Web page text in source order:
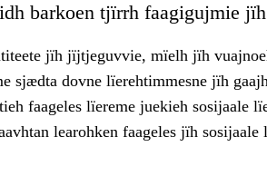
barkoen tjïrrh faagigujmie
jïh jïjtjeguvvie, mïelh jïh
sjædta dovne lïerehtimmesne jïh
faageles lïereme juekieh sosijaale
learohken faageles jïh